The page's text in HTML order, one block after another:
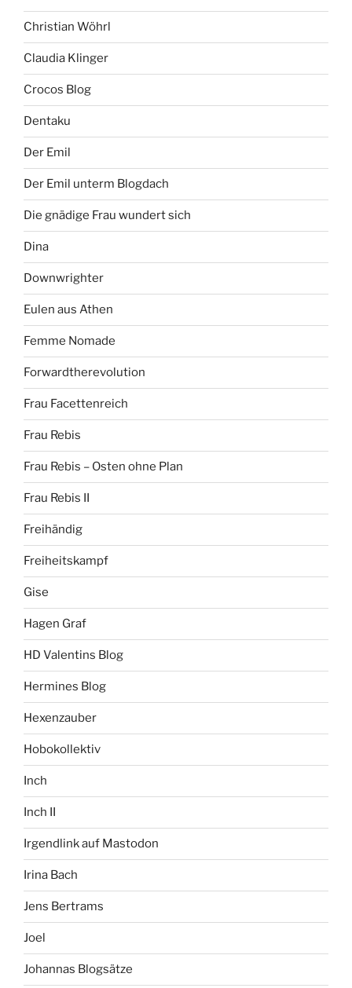
Christian Wöhrl
Claudia Klinger
Crocos Blog
Dentaku
Der Emil
Der Emil unterm Blogdach
Die gnädige Frau wundert sich
Dina
Downwrighter
Eulen aus Athen
Femme Nomade
Forwardtherevolution
Frau Facettenreich
Frau Rebis
Frau Rebis – Osten ohne Plan
Frau Rebis II
Freihändig
Freiheitskampf
Gise
Hagen Graf
HD Valentins Blog
Hermines Blog
Hexenzauber
Hobokollektiv
Inch
Inch II
Irgendlink auf Mastodon
Irina Bach
Jens Bertrams
Joel
Johannas Blogsätze